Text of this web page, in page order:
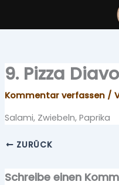
9. Pizza
Kommentar verfassen /
Salami, Zwiebeln, Paprika
ZURÜCK
Schreibe einen